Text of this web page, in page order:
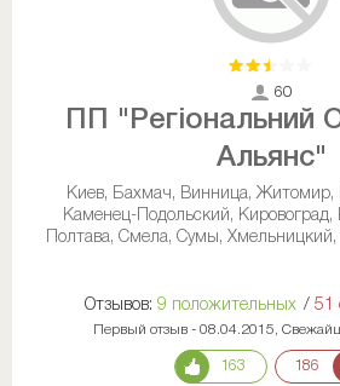
60
ПП "Регіональний
Альянс"
Киев, Бахмач, Винница, Житомир,
Каменец-Подольский, Кировоград,
Полтава, Смела, Сумы,
Отзывов: 9 положительных / 51
Первый отзыв - 08.04.2015,
163 186